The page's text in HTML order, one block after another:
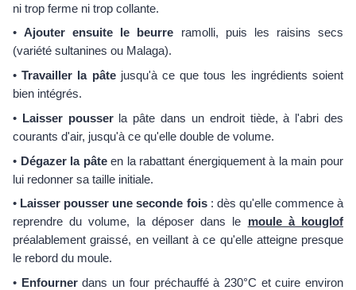
ni trop ferme ni trop collante.
•Ajouter ensuite le beurre ramolli, puis les raisins secs
(variété sultanines ou Malaga).
•Travailler la pâtejusqu'à ce que tous les ingrédients soient
bien intégrés.
• Laisser pousserla pâte dans un endroit tiède, à l'abri des
courants d'air, jusqu'à ce qu'elle double de volume.
• Dégazer la pâteen la rabattant énergiquement à la main pour
lui redonner sa taille initiale.
• Laisser pousser une seconde fois: dès qu'elle commence à
reprendre du volume, la déposer dans le moule à kouglof
préalablement graissé, en veillant à ce qu'elle atteigne presque
le rebord du moule.
• Enfournerdans un four préchauffé à 230°C et cuire environ